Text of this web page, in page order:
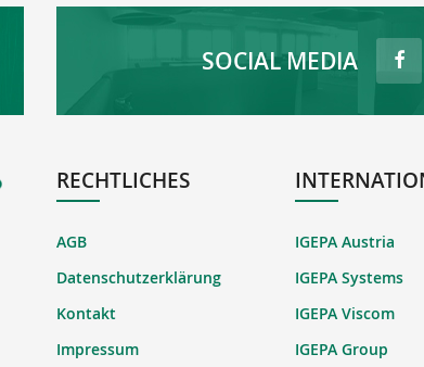
SOCIAL MEDIA
RECHTLICHES
AGB
Datenschutzerklärung
Kontakt
Impressum
IGEPA Austria
IGEPA Systems
IGEPA Viscom
IGEPA Group